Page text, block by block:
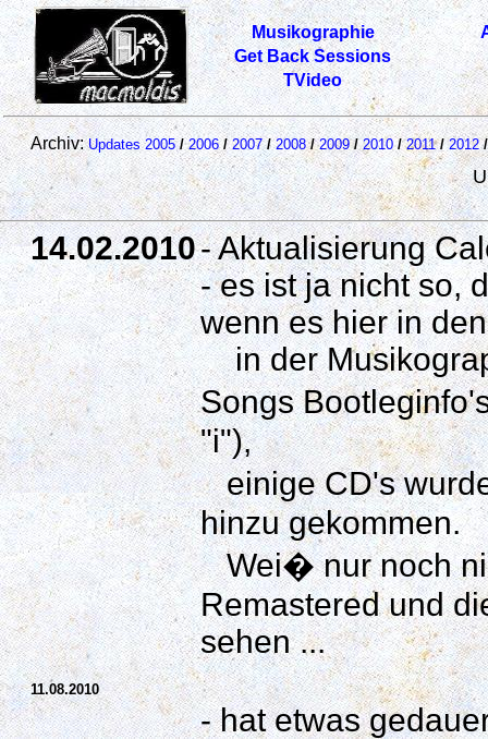
Musikographie
Get Back Sessions
TVideo
Archiv:Updates 2005 / 2006 / 2007 / 2008 / 2009 / 2010 / 2011 / 2012 /
14.02.2010- Aktualisierung
- es ist ja nicht so,
wenn es hier in
in der
Songs
"i"),
einige CD's
hinzu gekommen.
Wei� nur noch
Remastered und
sehen ...
11.08.2010
- hat etwas